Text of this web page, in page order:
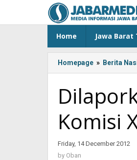
content
Home Jawa Barat
Homepage » Berita
Komisi
Friday, 14 December 2012
by Oban